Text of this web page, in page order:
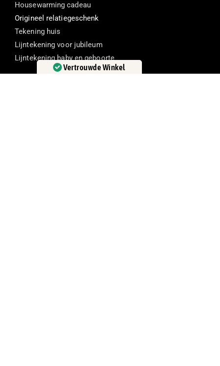
Housewarming cadeau
Origineel relatiegeschenk
Tekening huis
Lijntekening voor jubileum
Lijntekening baby en geboorte
Vertrouwde Winkel